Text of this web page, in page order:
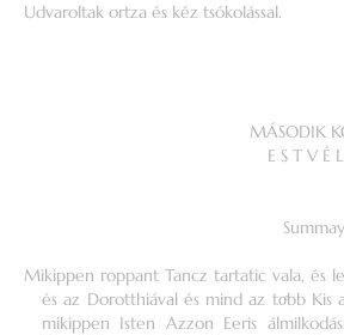
Udvaroltak ortza és kéz tsókolással.
MÁSODIK
E S T V É
Mikippen roppant Tancz tartatic vala, és
és az Dorotthiával és mind az toͤbb Kis
mikippen Isten Azzon Eeris